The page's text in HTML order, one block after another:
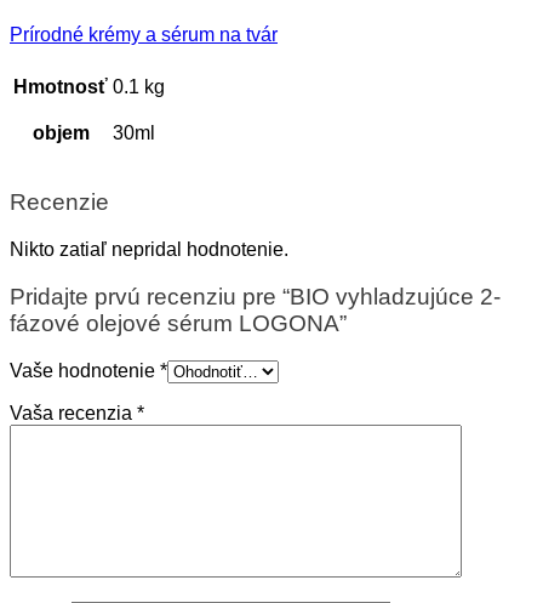
Prírodné krémy a sérum na tvár
Hmotnosť 0.1 kg
objem 30ml
Recenzie
Nikto zatiaľ nepridal hodnotenie.
Pridajte prvú recenziu pre “BIO vyhladzujúce 2-
fázové olejové sérum LOGONA”
Vaše hodnotenie *
Vaša recenzia *